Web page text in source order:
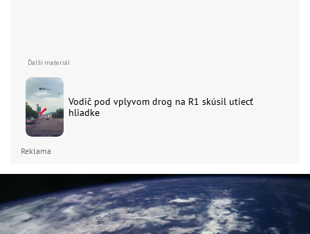
Vodič pod vplyvom drog na R1 skúsil utiecť
hliadke
Reklama